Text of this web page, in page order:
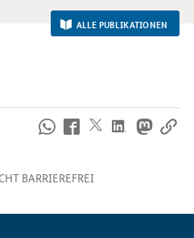
ALLE PUBLIKATIONEN
BARRIEREFREI